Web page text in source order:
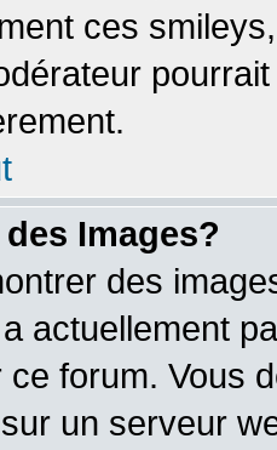
ces
Images?
des
actuellement
forum. Vous
un serveur